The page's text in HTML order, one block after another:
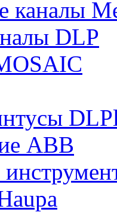
каналы
DLP
ABB